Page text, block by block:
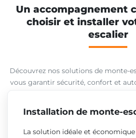
Un accompagnement
choisir et installer
escalier
Découvrez nos solutions de monte-
vous garantir sécurité, confort et
Installation de monte-
La solution idéale et